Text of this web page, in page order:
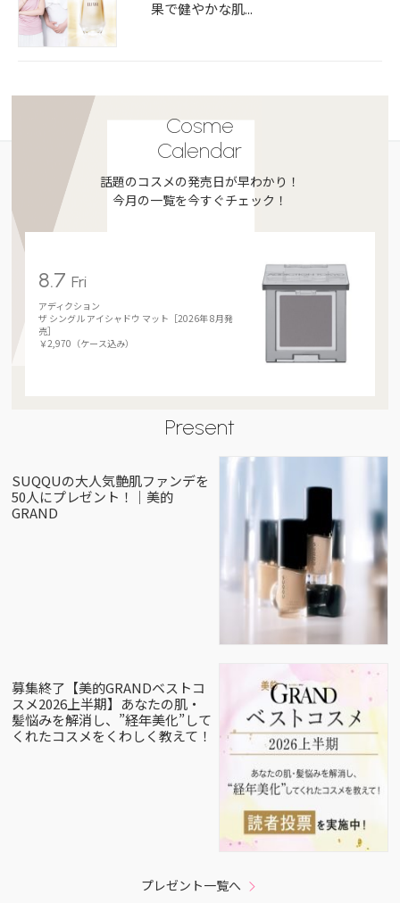
果で健やかな肌...
Cosme
Calendar
話題のコスメの発売日が早わかり！
今月の一覧を今すぐチェック！
8.7Fri
アディクション
ザ シングル アイシャドウ マット［2026年 8月発
売］
￥2,970（ケース込み）
Present
SUQQUの大人気艶肌ファンデを
50人にプレゼント！｜美的
GRAND
募集終了【美的GRANDベストコ
スメ2026上半期】あなたの肌・
髪悩みを解消し、”経年美化”して
くれたコスメをくわしく教えて！
プレゼント一覧へ